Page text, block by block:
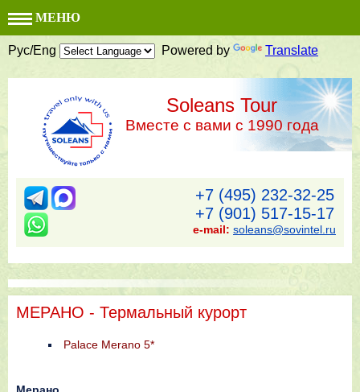
МЕНЮ
Рус/Eng Powered by Translate
Soleans Tour
Вместе с вами с 1990 года
+7 (495) 232-32-25
+7 (901) 517-15-17
e-mail: soleans@sovintel.ru
МЕРАНО - Термальный курорт
Palace Merano 5*